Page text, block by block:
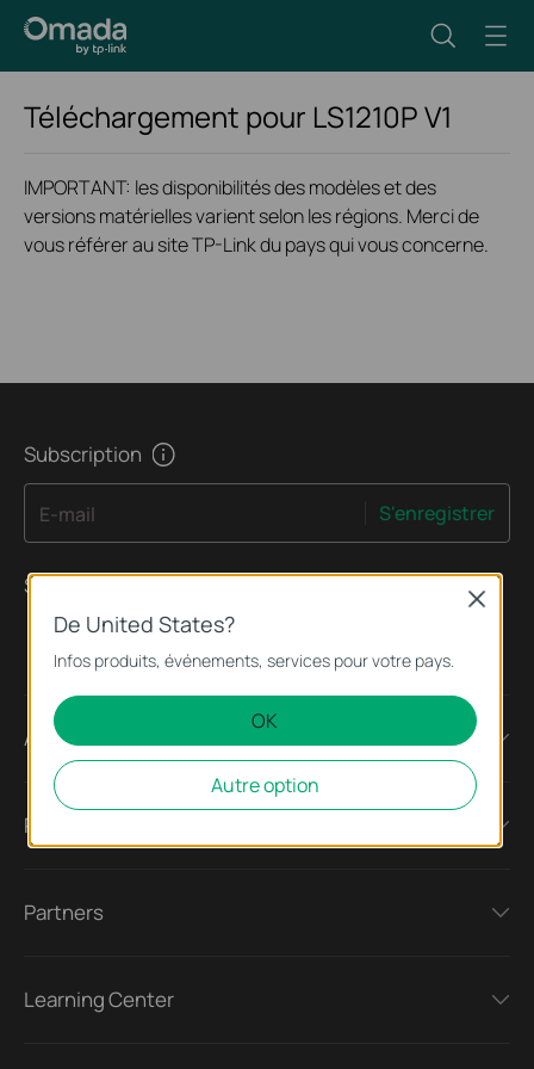
Téléchargement pour LS1210PV1
IMPORTANT: les disponibilités des modèles et des
versions matérielles varient selon les régions. Merci de
vous référer au site TP-Link du pays qui vous concerne.
Subscription
E-mail S'enregistrer
Suivez nous
About
Press
Partners
Learning Center
De United States?
Infos produits, événements, services pour votre pays.
OK
Autre option
Close